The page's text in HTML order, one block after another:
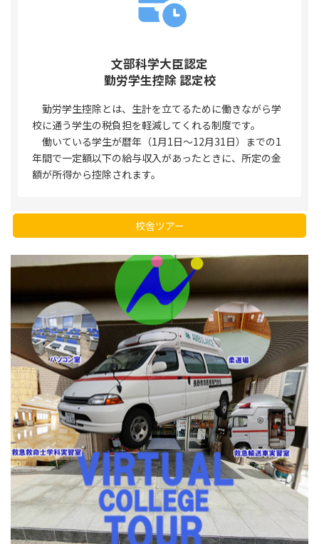
文部科学大臣認定
勤労学生控除 認定校
勤労学生控除とは、生計を立てるために働きながら学
校に通う学生の税負担を軽減してくれる制度です。
働いている学生が暦年（1月1日〜12月31日）までの1
年間で一定額以下の給与収入があったときに、所定の金
額が所得から控除されます。
校舎ツアー